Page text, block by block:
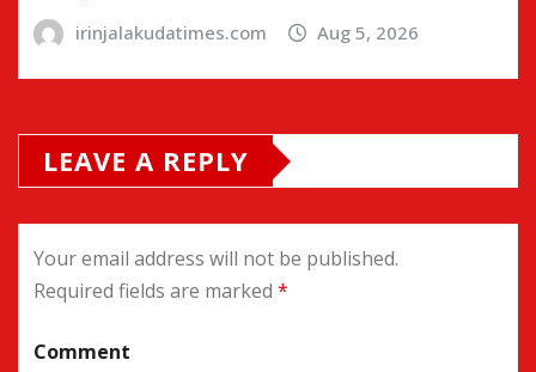
irinjalakudatimes.com Aug 5, 2026
LEAVE A REPLY
Your email address will not be published.
Required fields are marked *
Comment